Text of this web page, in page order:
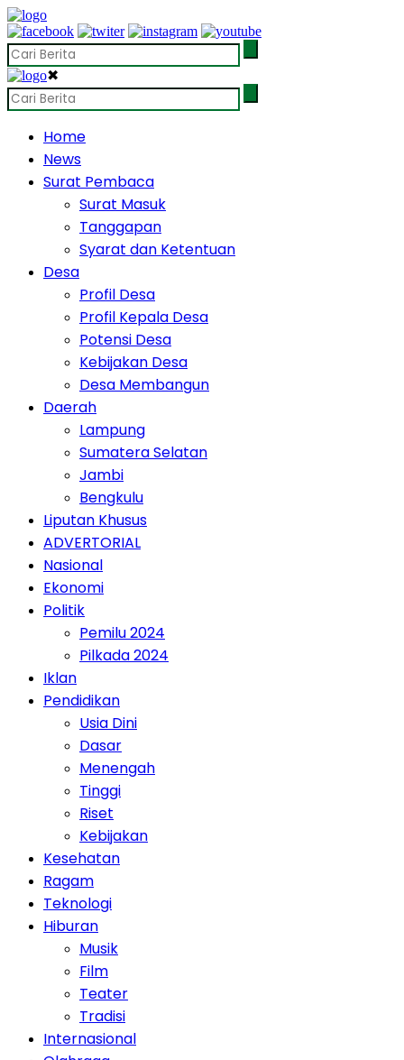
✖
Home
News
Surat Pembaca
Surat Masuk
Tanggapan
Syarat dan Ketentuan
Desa
Profil Desa
Profil Kepala Desa
Potensi Desa
Kebijakan Desa
Desa Membangun
Daerah
Lampung
Sumatera Selatan
Jambi
Bengkulu
Liputan Khusus
ADVERTORIAL
Nasional
Ekonomi
Politik
Pemilu 2024
Pilkada 2024
Iklan
Pendidikan
Usia Dini
Dasar
Menengah
Tinggi
Riset
Kebijakan
Kesehatan
Ragam
Teknologi
Hiburan
Musik
Film
Teater
Tradisi
Internasional